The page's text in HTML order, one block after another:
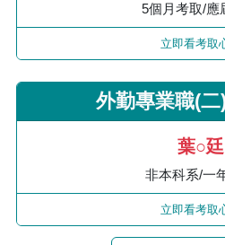
5個月考取/應
立即看考取
外勤專業職(
葉○廷
非本科系/一
立即看考取